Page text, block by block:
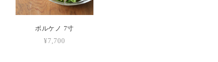
ボルケノ 7寸
¥7,700